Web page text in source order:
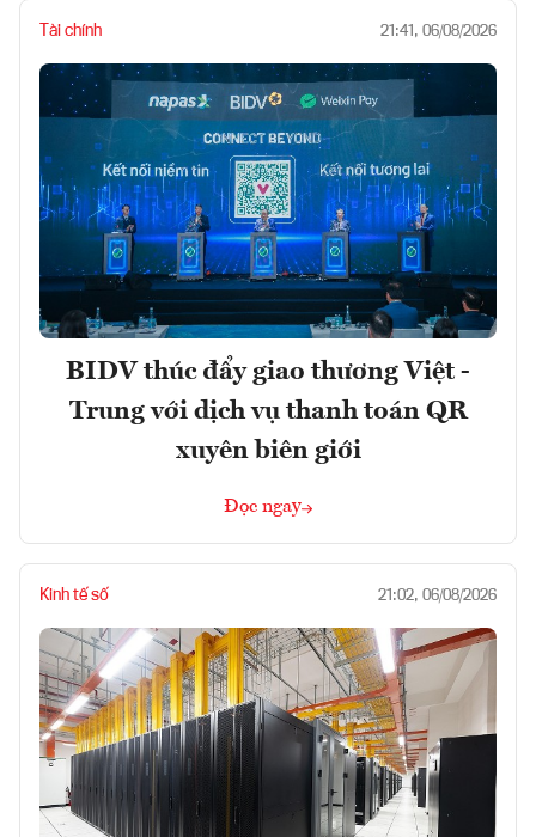
Tài chính 21:41, 06/08/2026
BIDV thúc đẩy giao thương Việt -
Trung với dịch vụ thanh toán QR
xuyên biên giới
Đọc ngay
Kinh tế số 21:02, 06/08/2026